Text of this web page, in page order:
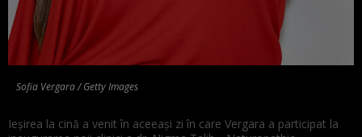
Sofia Vergara / Getty Images
Ieșirea la cină a venit în aceeași zi în care Vergara a participat la